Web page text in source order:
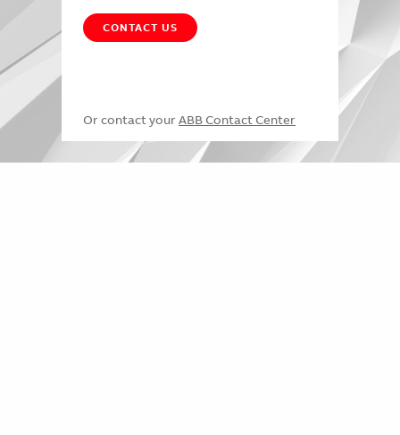
CONTACT US
Or contact your ABB Contact Center